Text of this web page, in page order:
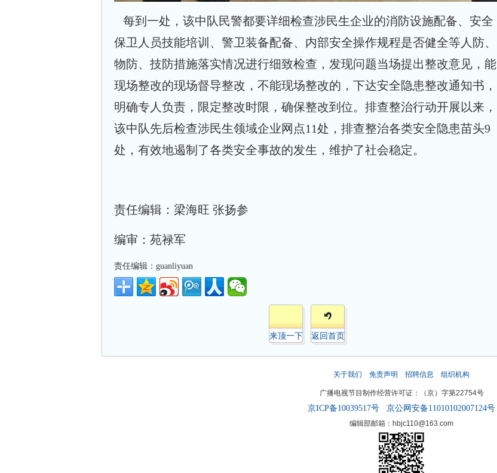
每到一处，该中队民警都要详细检查涉民生企业的消防设施配备、安全
保卫人员技能培训、警卫装备配备、内部安全操作规程是否健全等人防、
物防、技防措施落实情况进行细致检查，发现问题当场提出整改意见，能
现场整改的现场督导整改，不能现场整改的，下达安全隐患整改通知书，
明确专人负责，限定整改时限，确保整改到位。排查整治行动开展以来，
该中队先后检查涉民生领域企业网点11处，排查整治各类安全隐患苗头9
处，有效地遏制了各类安全事故的发生，维护了社会稳定。
责任编辑：梁海旺 张扬参
编审：苑禄军
责任编辑：guanliyuan
来顶一下 返回首页
关于我们 免责声明 招聘信息 组织机构
广播电视节目制作经营许可证：（京）字第22754号
京ICP备10039517号 京公网安备11010102007124号
编辑部邮箱：hbjc110@163.com